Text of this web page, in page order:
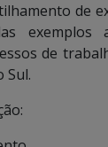
de
de
Sul.